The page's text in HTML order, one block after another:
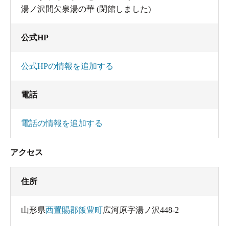
湯ノ沢間欠泉湯の華 (閉館しました)
公式HP
公式HPの情報を追加する
電話
電話の情報を追加する
アクセス
住所
山形県西置賜郡飯豊町広河原字湯ノ沢448-2